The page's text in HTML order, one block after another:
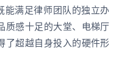
能满足律师团队的独立办
质感十足的大堂、电梯厅
了超越自身投入的硬件形